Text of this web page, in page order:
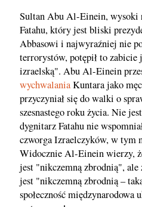
Sultan Abu Al-Einein, wysoki
Fatahu, który jest bliski
Abbasowi i najwyraźniej nie
terrorystów, potępił to
izraelską". Abu Al-Einein
wychwalaniaKuntara jako
przyczyniał się do walki o
szesnastego roku życia. Nie
dygnitarz Fatahu nie
czworga Izraelczyków, w tym
Widocznie Al-Einein wierzy,
jest "nikczemną zbrodnią",
jest "nikczemną zbrodnią –
społeczność międzynarodowa